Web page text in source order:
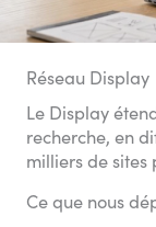
Réseau Display
Le Display
recherche, en
milliers de sites
Ce que nous